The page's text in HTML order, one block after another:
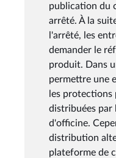
publication du
arrêté. À la
l'arrêté, les
demander le
produit. Dans
permettre une
les protections
distribuées par
d'officine.
distribution
plateforme de